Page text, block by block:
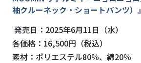
袖クルーネック・ショートパンツ）
発売日： 2025年6月11日（水）
各価格： 16,500円（税込）
素材：ポリエステル80％、綿20％